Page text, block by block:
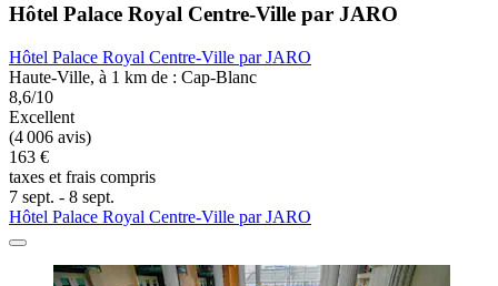
Hôtel Palace Royal Centre-Ville par JARO
Hôtel Palace Royal Centre-Ville par JARO
Haute-Ville, à 1 km de : Cap-Blanc
8,6/10
Excellent
(4 006 avis)
163 €
taxes et frais compris
7 sept. - 8 sept.
Hôtel Palace Royal Centre-Ville par JARO